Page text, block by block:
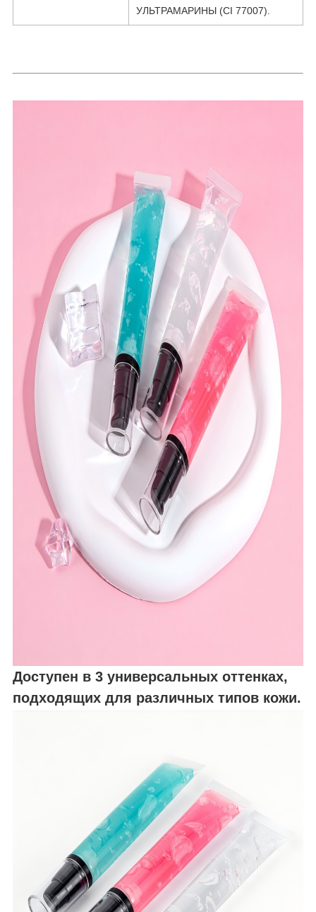
УЛЬТРАМАРИНЫ (CI 77007).
Доступен в 3 универсальных оттенках,
подходящих для различных типов кожи.